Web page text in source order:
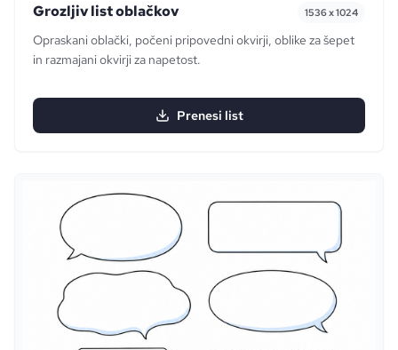
Grozljiv list oblačkov 1536 x 1024
Opraskani oblački, počeni pripovedni okvirji, oblike za šepet
in razmajani okvirji za napetost.
Prenesi list